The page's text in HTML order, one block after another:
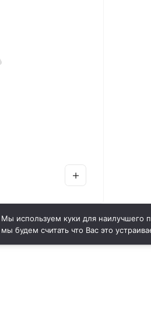
Мы используем куки для наилучшего
мы будем считать что Вас это